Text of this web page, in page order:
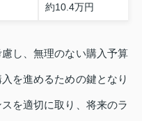
約10.4万円
し、無理のない購入予算
を進めるための鍵となり
を適切に取り、将来のラ